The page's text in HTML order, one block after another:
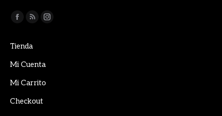
Encuéntranos en:
Facebook
opens
in
window
Rss
opens
in
window
Instagram
Tienda
Mi Cuenta
Mi Carrito
Checkout